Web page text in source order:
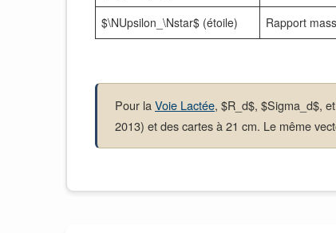
$\NUpsilon_\Nstar$ (étoile)
Rapport
Pour laVoie Lactée, $R_d$, $Sigma_d$,
2013) et des cartes à 21 cm. Le même